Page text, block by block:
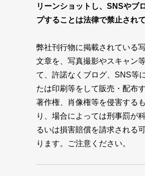
リーンショットし、SNSやブ
プすることは法律で禁止されて
弊社刊行物に掲載されている
文章を、写真撮影やスキャン
て、許諾なくブログ、SNS等
たは印刷等をして販売・配布
著作権、肖像権等を侵害する
り、場合によっては刑事罰が
るいは損害賠償を請求される
ります。ご注意ください。